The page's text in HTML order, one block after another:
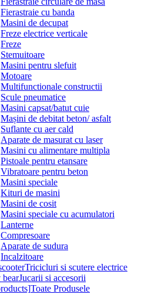
Fierastraie cu banda
Masini de decupat
Freze electrice verticale
Freze
Stemuitoare
Masini pentru slefuit
Motoare
Multifunctionale constructii
Scule pneumatice
Masini capsat/batut cuie
Mașini de debitat beton/ asfalt
Suflante cu aer cald
Aparate de masurat cu laser
Masini cu alimentare multipla
Pistoale pentru etansare
Vibratoare pentru beton
Masini speciale
Kituri de masini
Masini de cosit
Masini speciale cu acumulatori
Lanterne
Compresoare
Aparate de sudura
Incalzitoare
Tricicluri si scutere electrice
Jucarii si accesorii
Toate Produsele